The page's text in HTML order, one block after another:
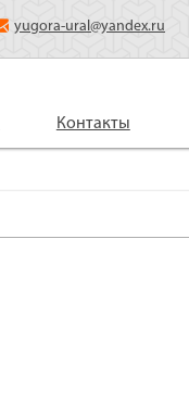
yugora-ural@yandex.ru
Контакты